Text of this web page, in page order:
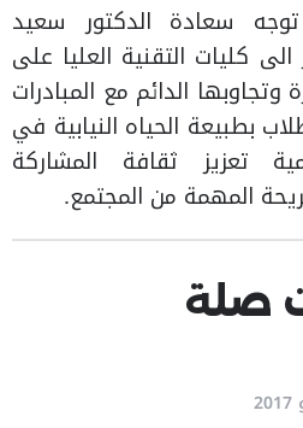
سعادة الدكتور سعيد
كليات التقنية العليا على
وتجاوبها الدائم مع المبادرات
بطبيعة الحياه النيابية في
تعزيز ثقافة المشاركة
المهمة من المجتمع.​
صلة